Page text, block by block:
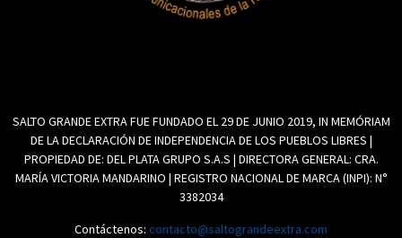
SALTO GRANDE EXTRA FUE FUNDADO EL 29 DE JUNIO 2019, IN MEMÓRIAM
DE LA DECLARACIÓN DE INDEPENDENCIA DE LOS PUEBLOS LIBRES |
PROPIEDAD DE: DEL PLATA GRUPO S.A.S | DIRECTORA GENERAL: CRA.
MARÍA VICTORIA MANDARINO | REGISTRO NACIONAL DE MARCA (INPI): N°
3382034
Contáctenos: contacto@saltograndeextra.com